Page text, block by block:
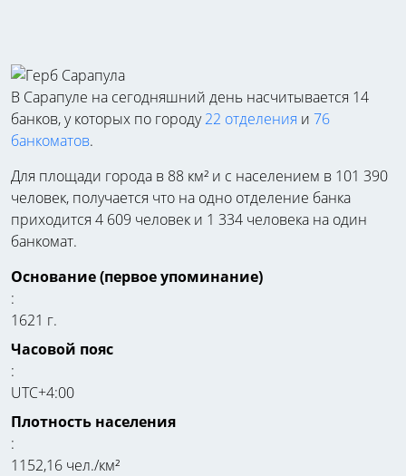
В Сарапуле на сегодняшний день насчитывается 14
банков, у которых по городу22 отделения и 76
банкоматов.
Для площади города в 88 км² и с населением в 101 390
человек, получается что на одно отделение банка
приходится 4 609 человек и 1 334 человека на один
банкомат.
Основание (первое упоминание)
:
1621 г.
Часовой пояс
:
UTC+4:00
Плотность населения
:
1152,16 чел./км²